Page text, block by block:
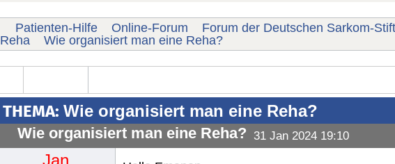
Patienten-Hilfe Online-Forum
Forum der Deutschen Sarkom-
Reha
Wie organisiert man eine Reha?
THEMA: Wie organisiert man eine Reha?
Wie organisiert man eine Reha? 31 Jan 2024 19:10